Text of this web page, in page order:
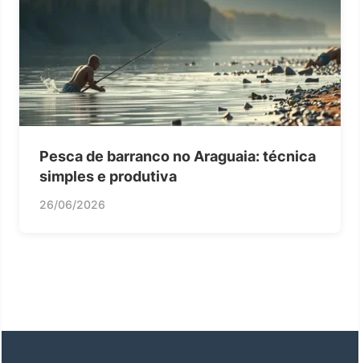
Pesca de barranco no Araguaia: técnica
simples e produtiva
26/06/2026